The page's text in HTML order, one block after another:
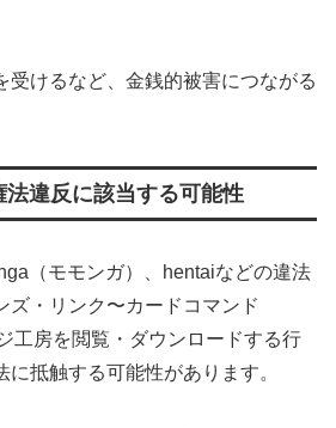
受けるなど、金銭的被害につながる
違反に該当する可能性
（モモンガ）、hentaiなどの違法
ズ・リンク〜カードコマンド
工房を閲覧・ダウンロードする行
抵触する可能性があります。